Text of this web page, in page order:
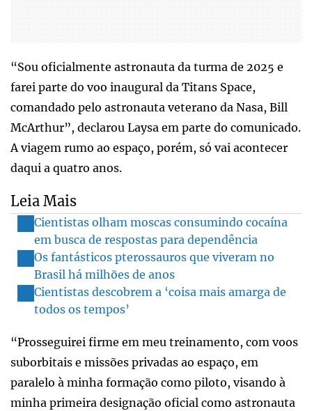
“Sou oficialmente astronauta da turma de 2025 e
farei parte do voo inaugural da Titans Space,
comandado pelo astronauta veterano da Nasa, Bill
McArthur”, declarou Laysa em parte do comunicado.
A viagem rumo ao espaço, porém, só vai acontecer
daqui a quatro anos.
Leia Mais
Cientistas olham moscas consumindo cocaína
em busca de respostas para dependência
Os fantásticos pterossauros que viveram no
Brasil há milhões de anos
Cientistas descobrem a ‘coisa mais amarga de
todos os tempos’
“Prosseguirei firme em meu treinamento, com voos
suborbitais e missões privadas ao espaço, em
paralelo à minha formação como piloto, visando à
minha primeira designação oficial como astronauta